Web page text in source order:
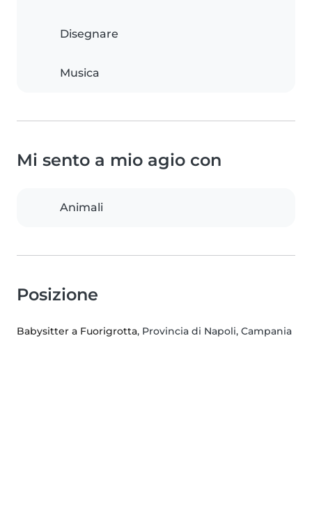
Disegnare
Musica
Mi sento a mio agio con
Animali
Posizione
Babysitter a Fuorigrotta, Provincia di Napoli, Campania